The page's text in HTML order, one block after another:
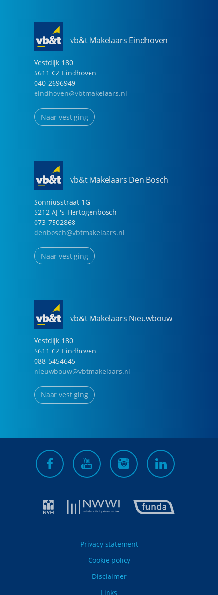
vb&t Makelaars Eindhoven
Vestdijk 180
5611 CZ Eindhoven
040-2696949
eindhoven@vbtmakelaars.nl
Naar vestiging
vb&t Makelaars Den Bosch
Sonniusstraat 1G
5212 AJ 's-Hertogenbosch
073-7502868
denbosch@vbtmakelaars.nl
Naar vestiging
vb&t Makelaars Nieuwbouw
Vestdijk 180
5611 CZ Eindhoven
088-5454645
nieuwbouw@vbtmakelaars.nl
Naar vestiging
Privacy statement
Cookie policy
Disclaimer
Links